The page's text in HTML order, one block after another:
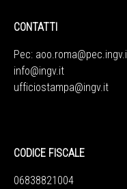
CONTATTI
Pec:
info@ingv.it
ufficiostampa@ingv.it
CODICE FISCALE
06838821004